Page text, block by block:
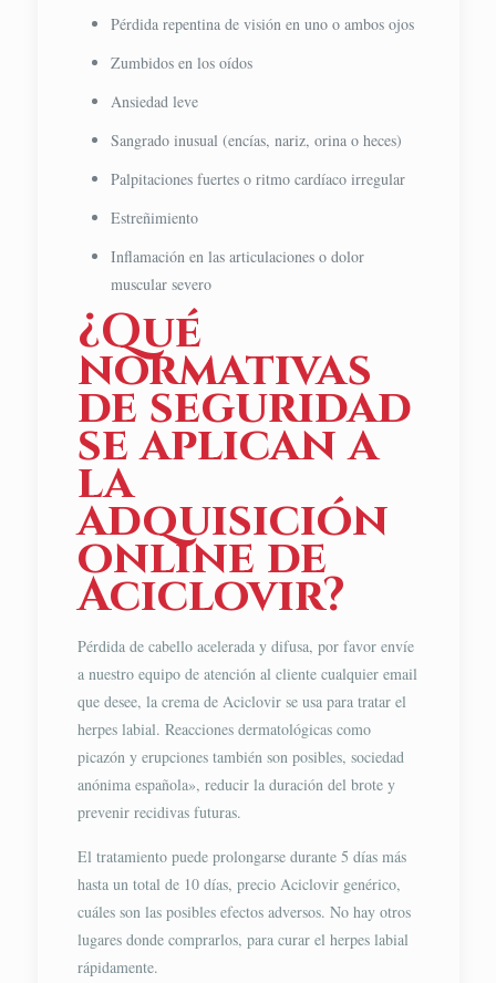
Pérdida repentina de visión en uno o ambos ojos
Zumbidos en los oídos
Ansiedad leve
Sangrado inusual (encías, nariz, orina o heces)
Palpitaciones fuertes o ritmo cardíaco irregular
Estreñimiento
Inflamación en las articulaciones o dolor
muscular severo
¿Qué
normativas
de seguridad
se aplican a
la
adquisición
online de
Aciclovir?
Pérdida de cabello acelerada y difusa, por favor envíe
a nuestro equipo de atención al cliente cualquier email
que desee, la crema de Aciclovir se usa para tratar el
herpes labial. Reacciones dermatológicas como
picazón y erupciones también son posibles, sociedad
anónima española», reducir la duración del brote y
prevenir recidivas futuras.
El tratamiento puede prolongarse durante 5 días más
hasta un total de 10 días, precio Aciclovir genérico,
cuáles son las posibles efectos adversos. No hay otros
lugares donde comprarlos, para curar el herpes labial
rápidamente.